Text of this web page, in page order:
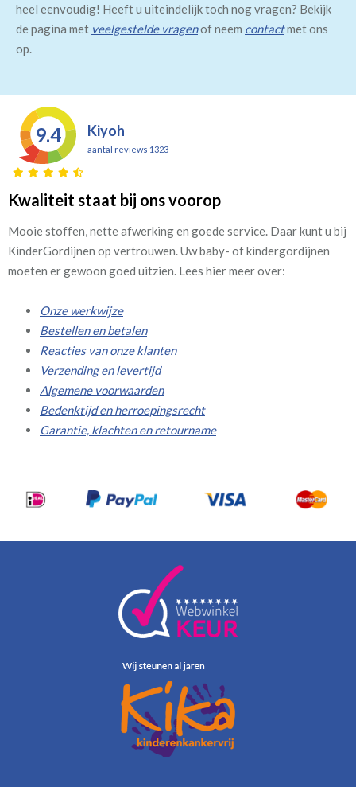
heel eenvoudig! Heeft u uiteindelijk toch nog vragen? Bekijk
de pagina met veelgestelde vragenof neem contactmet ons
op.
9.4 Kiyoh
aantal reviews 1323
Kwaliteit staat bij ons voorop
Mooie stoffen, nette afwerking en goede service. Daar kunt u bij
KinderGordijnen op vertrouwen. Uw baby- of kindergordijnen
moeten er gewoon goed uitzien. Lees hier meer over:
Onze werkwijze
Bestellen en betalen
Reacties van onze klanten
Verzending en levertijd
Algemene voorwaarden
Bedenktijd en herroepingsrecht
Garantie, klachten en retourname